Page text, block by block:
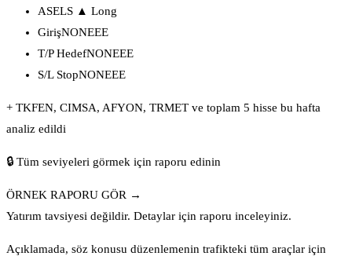
ASELS ▲ Long
GirişNONEEE
T/P HedefNONEEE
S/L StopNONEEE
+ TKFEN, CIMSA, AFYON, TRMET ve toplam 5 hisse bu hafta
analiz edildi
🔒 Tüm seviyeleri görmek için raporu edinin
ÖRNEK RAPORU GÖR →
Yatırım tavsiyesi değildir. Detaylar için raporu inceleyiniz.
Açıklamada, söz konusu düzenlemenin trafikteki tüm araçlar için